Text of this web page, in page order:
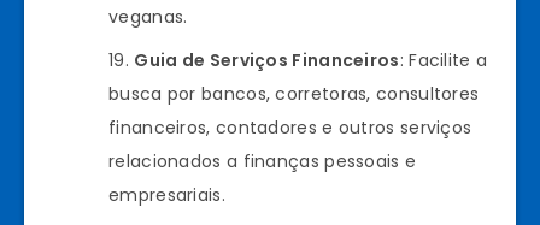
veganas.
Guia de Serviços Financeiros: Facilite a
busca por bancos, corretoras, consultores
financeiros, contadores e outros serviços
relacionados a finanças pessoais e
empresariais.